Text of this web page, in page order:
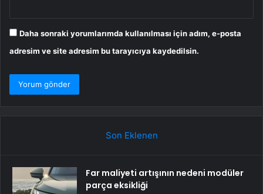
Daha sonraki yorumlarımda kullanılması için adım, e-posta
adresim ve site adresim bu tarayıcıya kaydedilsin.
Son Eklenen
Far maliyeti artışının nedeni modüler
parça eksikliği